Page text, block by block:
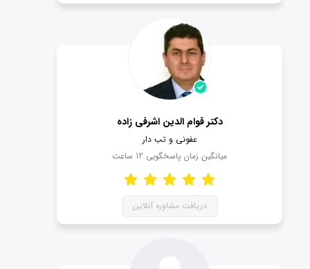
دکتر قوام الدین اشرفی زاده
عفونی و تب دار
میانگین زمان پاسخگویی 12 ساعت
دریافت مشاوره آنلاین